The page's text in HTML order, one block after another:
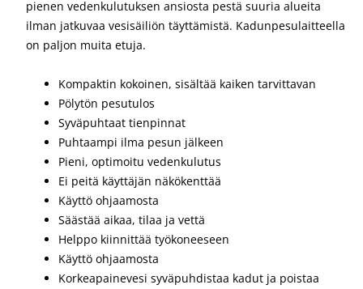
pienen vedenkulutuksen ansiosta pestä suuria alueita
ilman jatkuvaa vesisäiliön täyttämistä. Kadunpesulaitteella
on paljon muita etuja.
Kompaktin kokoinen, sisältää kaiken tarvittavan
Pölytön pesutulos
Syväpuhtaat tienpinnat
Puhtaampi ilma pesun jälkeen
Pieni, optimoitu vedenkulutus
Ei peitä käyttäjän näkökenttää
Käyttö ohjaamosta
Säästää aikaa, tilaa ja vettä
Helppo kiinnittää työkoneeseen
Käyttö ohjaamosta
Korkeapainevesi syväpuhdistaa kadut ja poistaa